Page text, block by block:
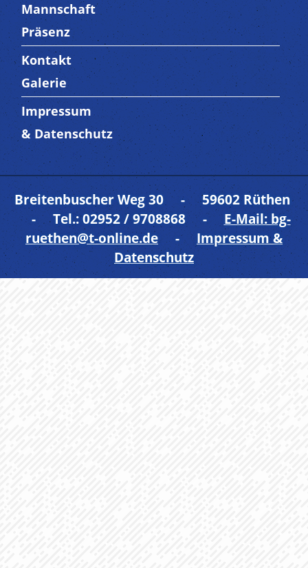
Mannschaft
Präsenz
Trenner4
Kontakt
Galerie
Trenner 5
Impressum
& Datenschutz
Breitenbuscher Weg 30 - 59602 Rüthen
- Tel.: 02952 / 9708868 - E-Mail: bg-
ruethen@t-online.de- Impressum &
Datenschutz